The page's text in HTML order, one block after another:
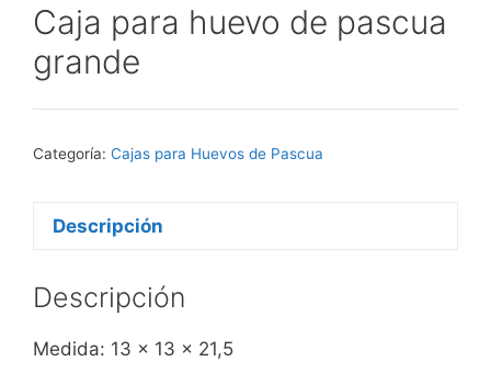
Caja para huevo de pascua
grande
Categoría: Cajas para Huevos de Pascua
Descripción
Descripción
Medida: 13 x 13 x 21,5